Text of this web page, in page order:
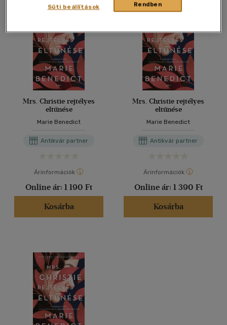
Mrs. Christie rejtélyes
eltűnése
Marie Benedict
Antikvár partner
Árinformációk
Online ár: 1 190 Ft
Kosárba
Mrs. Christie rejtélyes
eltűnése
Marie Benedict
Antikvár partner
Árinformációk
Online ár: 1 390 Ft
Kosárba
Rendben
Süti beállítások